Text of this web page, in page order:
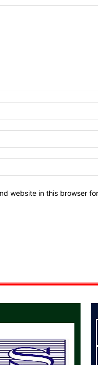
website in this browser